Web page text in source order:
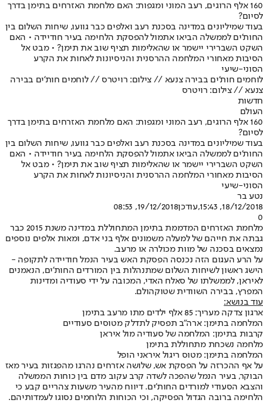
160 אלף הרוגים, רעב המוני ומגפות: האם מלחמת האזרחים בתימן בדרך
לסיום?
בעוד שמיליונים במדינה בסכנת רעב ואלפים כבר גוועו, שיחות השלום בין
החות'ים לממשלה הביאו אתמול להפסקת הלחימה בעיר חודיידה • האם
השקט השברירי יישמר או שהאלימות תציף שוב את תימן? • מבט אל
הסיבות מאחורי המלחמה ההרסנית והניסיונות לאחות את הקרע
הסוני-שיעי
לוחמים חות'ים בבירה צנעא // צילום: רויטרס // לוחמים חות'ים בבירה
צנעא // צילום: רויטרס
חדשות
העולם
160 אלף הרוגים, רעב המוני ומגפות: האם מלחמת האזרחים בתימן בדרך
לסיום?
בעוד שמיליונים במדינה בסכנת רעב ואלפים כבר גוועו, שיחות השלום בין
החות'ים לממשלה הביאו אתמול להפסקת הלחימה בעיר חודיידה • האם
השקט השברירי יישמר או שהאלימות תציף שוב את תימן? • מבט אל
הסיבות מאחורי המלחמה ההרסנית והניסיונות לאחות את הקרע
הסוני-שיעי
נטע בר
18/12/2018, 15:43
,עודכן19/12/2018, 08:53
0
מלחמת האזרחים המדממת בתימן המתחוללת במדינה משנת 2015 כבר
גבתה את חייהם של למעלה משמונים אלף בני אדם, ומאות אלפים נוספים
נמצאים בסכנה של מוות מכולרה או מרעב.
על הרע העגום הזה נכנסה הפסקת האש בעיר הנמל חודיידה לתקופה -
הישג ראשון לשיחות השלום שמתנהלות בין המורדים החות'ים, הנאמנים
לאיראן, לממשלתו של סאלח האדי, המכובה על ידי סעודיה ומדינות
המפרץ, בבירה השוודית שטוקהולם.
עוד בנושא:
ארגון צדקה מעריך: 85 אלף ילדים מתו מרעב בתימן
המלחמה בתימן: ארה"ב תפסיק לתדלק מטוסים סעודיים
קרבות בתימן: המלחמה של סעודיה מול איראן
מלחמה נשכחת מתחוללת בתימן
המלחמה בתימן: מטוס ריגול איראני הופל
על אף ההכרזה על הפסקת אש, שלושה אזרחים נהרגו מהפגזות בעיר מאז
הבוקר, בעיר הנמל שהפכה לשדה קרב עקוב מדם בין כוחות הממשלה
והצבא הסעודי למורדים החות'ים. דיווח מהעיר משעות צהריים קבע כי
הלחימה ברובה הגדול הפסיקה, וכי הכוחות הלוחמים נסוגו לעמדותיהם.